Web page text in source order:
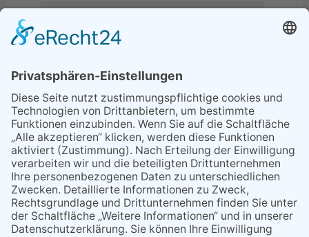
Sperrung B455: Kleiner
Grenzverkehr statt weite Wege
21.04.2026
Wenn Bahn-Computer nicht
miteinander kommunizieren
11.03.2026
"Plakatverbot für überregionale
Demos"
04.02.2026
Gelbe Tonne – Ein kleiner Blick
über den Tellerand
04.02.2026
Plastikersparnis durch Nutzung